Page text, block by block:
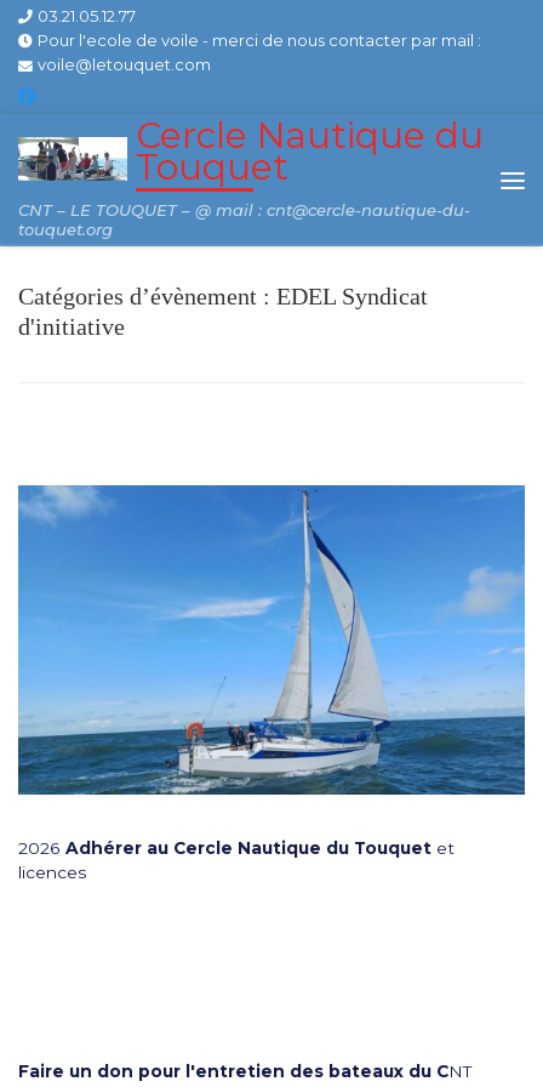
Skip to content
03.21.05.12.77
Pour l'ecole de voile - merci de nous contacter par mail :
voile@letouquet.com
Cercle Nautique du
Touquet
CNT – LE TOUQUET – @ mail : cnt@cercle-nautique-du-
touquet.org
Catégories d’évènement : EDEL Syndicat
d'initiative
2026 Adhérer au Cercle Nautique du Touquet et
licences
Faire un don pour l'entretien des bateaux du CNT